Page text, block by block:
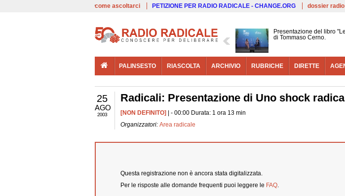
come ascoltarci PETIZIONE PER RADIO RADICALE - CHANGE.ORG dossier
Presentazione del libro
di Tommaso Cerno.
PALINSESTO RIASCOLTA ARCHIVIO RUBRICHE DIRETTE
25
AGO
2003
Radicali: Presentazione di Uno shock
[NON DEFINITO]
| - 00:00 Durata: 1 ora 13 min
Organizzatori: Area radicale
Questa registrazione non è ancora stata digitalizzata.
Per le risposte alle domande frequenti puoi leggere le FAQ.